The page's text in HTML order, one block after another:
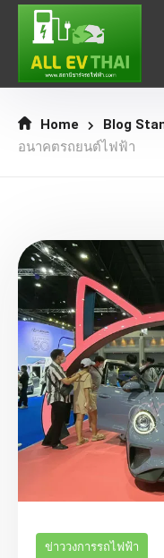
Home Blog
อนาคตรถยนต์ไฟฟ้า
ข่าววงการรถไฟฟ้า